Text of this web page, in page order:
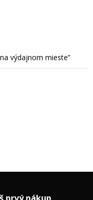
výdajnom mieste